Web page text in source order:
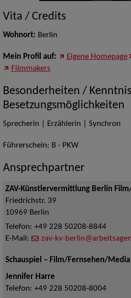
Vita / Credits
Wohnort: Berlin
Mein Profil auf: Eigene Homepage
Filmmakers
Besonderheiten /
Besetzungsmöglichkeiten
Sprecherin | Erzählerin | Synchron
Führerschein: B - PKW
Ansprechpartner
ZAV-Künstlervermittlung Berlin
Friedrichstr. 39
10969 Berlin
Telefon: +49 228 50208-8844
E-Mail:
zav-kv-
Schauspiel – Film/Fernsehen/Media
Jennifer Harre
Telefon: +49 228 50208-8004